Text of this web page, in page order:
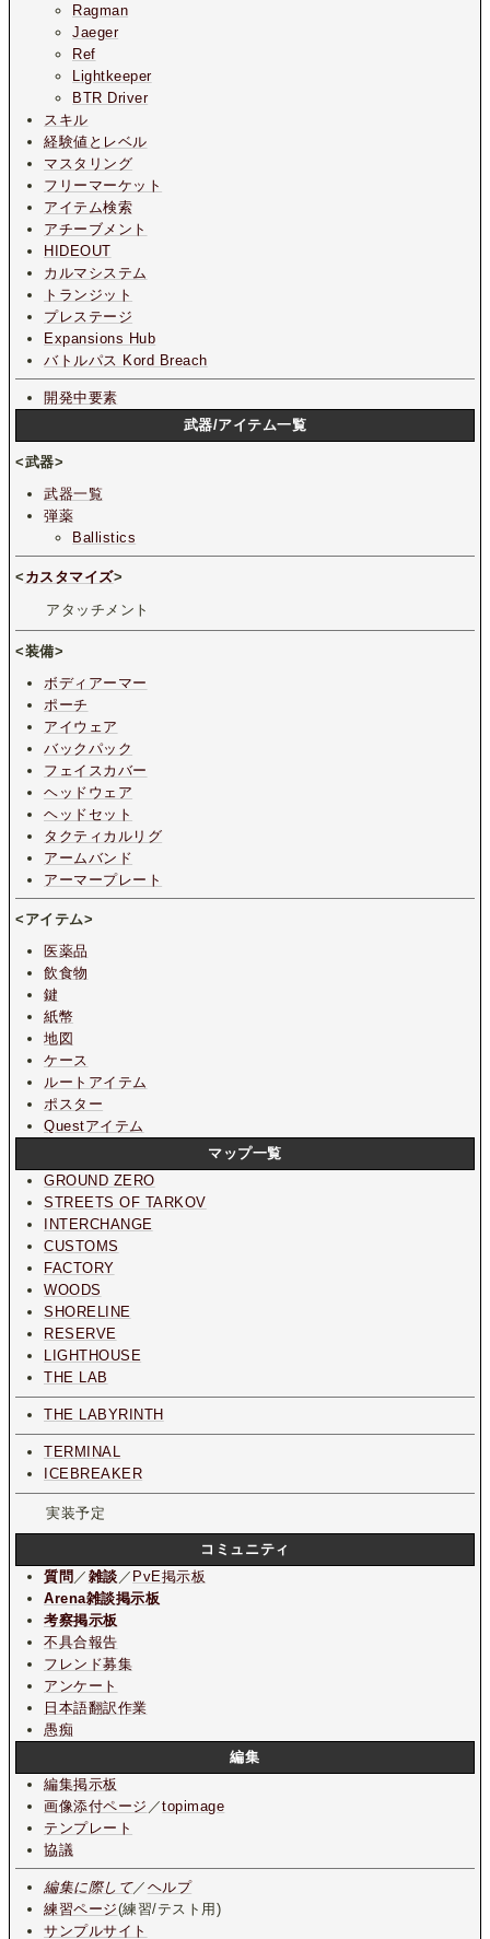
Ragman
Jaeger
Ref
Lightkeeper
BTR Driver
スキル
経験値とレベル
マスタリング
フリーマーケット
アイテム検索
アチーブメント
HIDEOUT
カルマシステム
トランジット
プレステージ
Expansions Hub
バトルパス Kord Breach
開発中要素
武器/アイテム一覧
<武器>
武器一覧
弾薬
Ballistics
< カスタマイズ>
アタッチメント
<装備>
ボディアーマー
ポーチ
アイウェア
バックパック
フェイスカバー
ヘッドウェア
ヘッドセット
タクティカルリグ
アームバンド
アーマープレート
<アイテム>
医薬品
飲食物
鍵
紙幣
地図
ケース
ルートアイテム
ポスター
Questアイテム
マップ一覧
GROUND ZERO
STREETS OF TARKOV
INTERCHANGE
CUSTOMS
FACTORY
WOODS
SHORELINE
RESERVE
LIGHTHOUSE
THE LAB
THE LABYRINTH
TERMINAL
ICEBREAKER
実装予定
コミュニティ
質問 ／ 雑談 ／ PvE掲示板
Arena雑談掲示板
考察掲示板
不具合報告
フレンド募集
アンケート
日本語翻訳作業
愚痴
編集
編集掲示板
画像添付ページ ／topimage
テンプレート
協議
編集に際して／ ヘルプ
練習ページ(練習/テスト用)
サンプルサイト